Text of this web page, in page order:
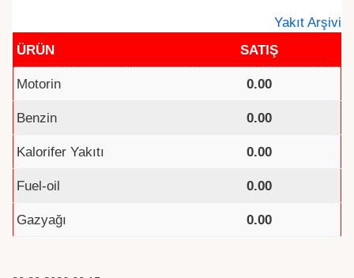
Yakıt Arşivi
ÜRÜN
SATIŞ
Motorin 0.00
Benzin 0.00
Kalorifer Yakıtı 0.00
Fuel-oil 0.00
Gazyağı 0.00